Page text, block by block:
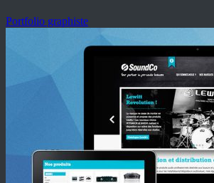
Portfolio graphiste